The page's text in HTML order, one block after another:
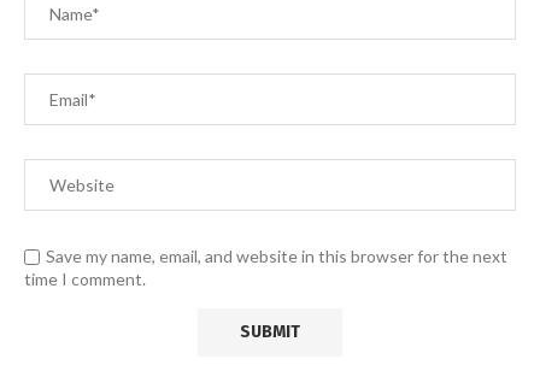
Save my name, email, and website in this browser for the next
time I comment.